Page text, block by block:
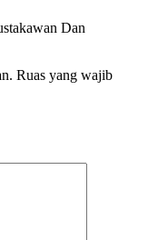
Dan
Ruas yang wajib